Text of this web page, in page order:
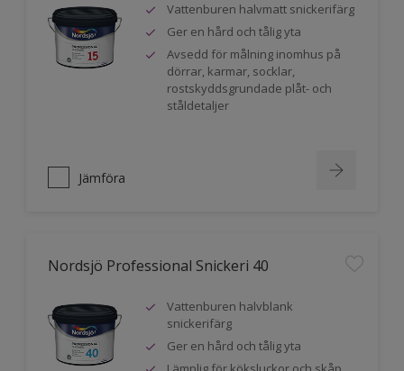
Vattenburen halvmatt snickerifärg
Ger en hård och tålig yta
Avsedd för målning inomhus på
dörrar, karmar, socklar,
rostskyddsgrundade plåt- och
ståldetaljer
Jämföra
Nordsjö Professional Snickeri 40
Vattenburen halvblank
snickerifärg
Ger en hård och tålig yta